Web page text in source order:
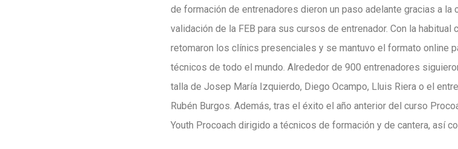
de formación de entrenadores dieron un paso adelante gracias a
validación de la FEB para sus cursos de entrenador. Con la habitual
retomaron los clínics presenciales y se mantuvo el formato online
técnicos de todo el mundo. Alrededor de 900 entrenadores
talla de Josep María Izquierdo, Diego Ocampo, Lluis Riera o el
Rubén Burgos. Además, tras el éxito el año anterior del curso
Youth Procoach dirigido a técnicos de formación y de cantera, así